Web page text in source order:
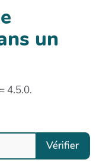
un
4.5.0.
Vérifier